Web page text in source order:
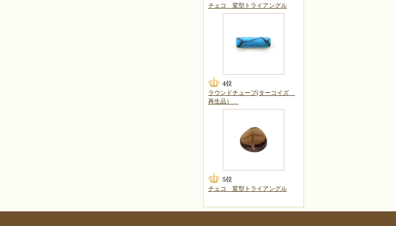
チェコ 変型トライアングル
ラウンドチューブ(ターコイズ
再生品）
チェコ 変型トライアングル